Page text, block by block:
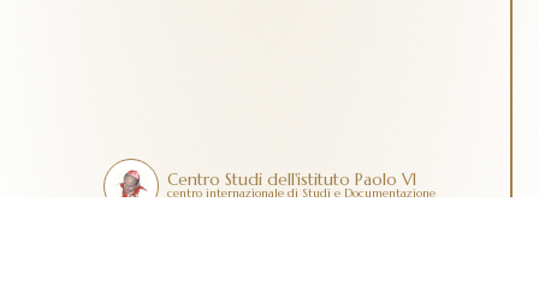
Centro Studi dell'istituto Paolo VI
centro internazionale di Studi e Documentazione